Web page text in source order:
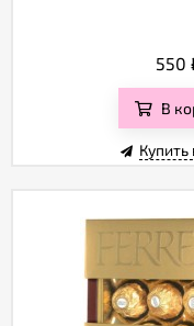
550
В
Купить